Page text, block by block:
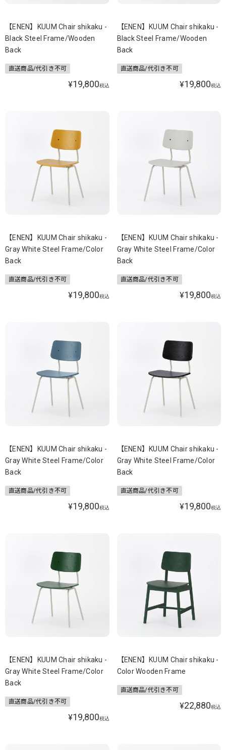
【ENEN】KUUM Chair shikaku -
Black Steel Frame/Wooden
Back
直送商品/代引き不可
¥19,800税込
【ENEN】KUUM Chair shikaku -
Black Steel Frame/Wooden
Back
直送商品/代引き不可
¥19,800税込
【ENEN】KUUM Chair shikaku -
Gray White Steel Frame/Color
Back
直送商品/代引き不可
¥19,800税込
【ENEN】KUUM Chair shikaku -
Gray White Steel Frame/Color
Back
直送商品/代引き不可
¥19,800税込
【ENEN】KUUM Chair shikaku -
Gray White Steel Frame/Color
Back
直送商品/代引き不可
¥19,800税込
【ENEN】KUUM Chair shikaku -
Gray White Steel Frame/Color
Back
直送商品/代引き不可
¥19,800税込
【ENEN】KUUM Chair shikaku -
Gray White Steel Frame/Color
Back
直送商品/代引き不可
¥19,800税込
【ENEN】KUUM Chair shikaku -
Color Wooden Frame
直送商品/代引き不可
¥22,880税込